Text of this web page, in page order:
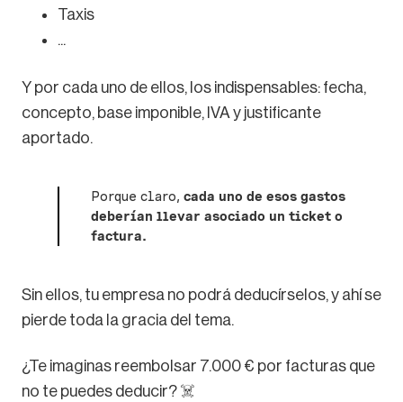
Taxis
...
Y por cada uno de ellos, los indispensables: fecha,
concepto, base imponible, IVA y justificante
aportado.
Porque claro, cada uno de esos gastos
deberían llevar asociado un ticket o
factura.
Sin ellos, tu empresa no podrá deducírselos, y ahí se
pierde toda la gracia del tema.
¿Te imaginas reembolsar 7.000 € por facturas que
no te puedes deducir? ☠️